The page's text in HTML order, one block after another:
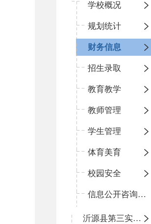
学校概况
规划统计
财务信息
招生录取
教育教学
教师管理
学生管理
体育美育
校园安全
信息公开咨询指南
沂源县第三实验小学